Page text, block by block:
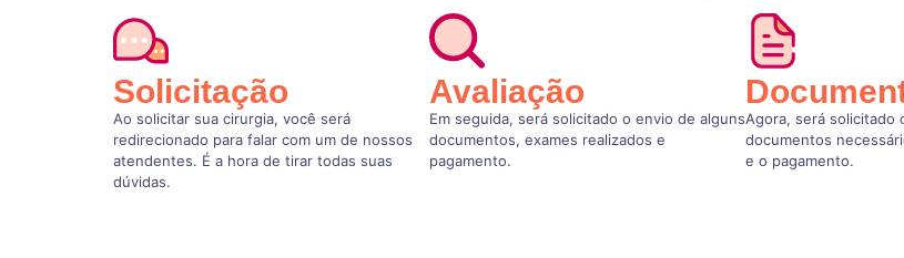
Solicitação
Ao solicitar sua cirurgia, você será
redirecionado para falar com um de nossos
atendentes. É a hora de tirar todas suas
dúvidas.
Avaliação
Em seguida, será solicitado o envio de alguns
documentos, exames realizados e
pagamento.
Agora, será solicitado
documentos
e o pagamento.